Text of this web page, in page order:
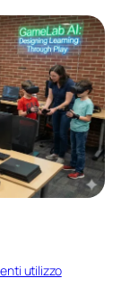
utilizzo